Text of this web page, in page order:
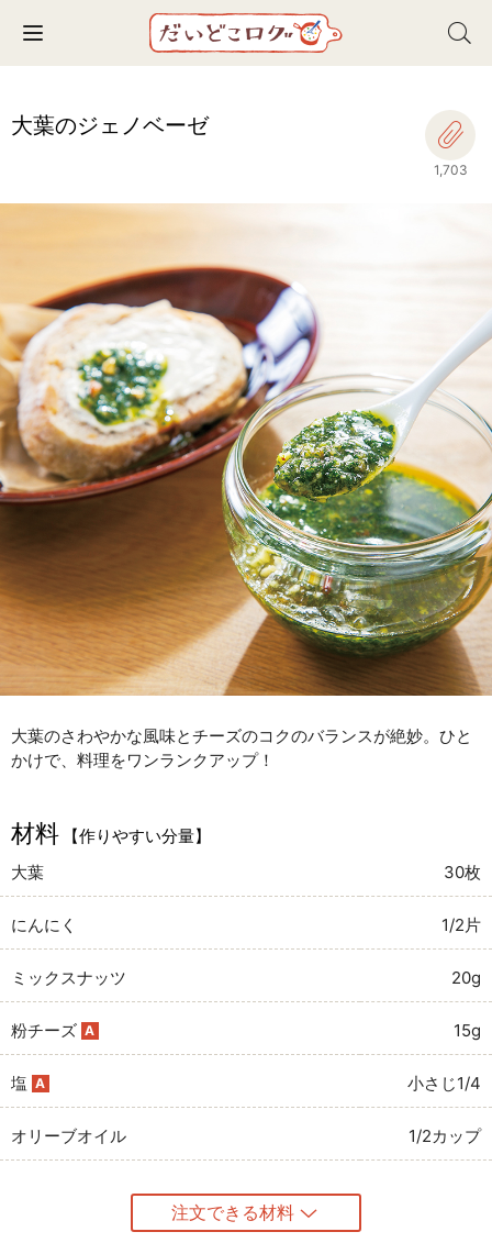
Toggle navigation
大葉のジェノベーゼ
1,703
大葉のさわやかな風味とチーズのコクのバランスが絶妙。ひと
かけで、料理をワンランクアップ！
材料
【作りやすい分量】
大葉
30枚
にんにく 1/2片
ミックスナッツ 20g
粉チーズ A 15g
塩 A 小さじ1/4
オリーブオイル 1/2カップ
注文できる材料